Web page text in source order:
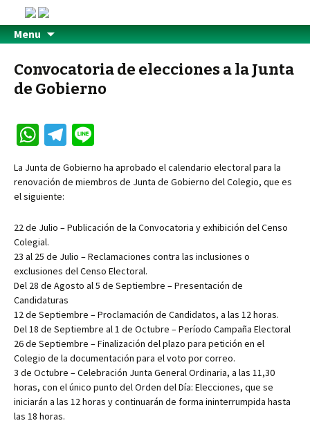
Menu
Convocatoria de elecciones a la Junta
de Gobierno
W
h
at
sA
p
p
Te
le
gr
m
n
e
La Junta de Gobierno ha aprobado el calendario electoral para la
renovación de miembros de Junta de Gobierno del Colegio, que es
el siguiente:
22 de Julio – Publicación de la Convocatoria y exhibición del Censo
Colegial.
23 al 25 de Julio – Reclamaciones contra las inclusiones o
exclusiones del Censo Electoral.
Del 28 de Agosto al 5 de Septiembre – Presentación de
Candidaturas
12 de Septiembre – Proclamación de Candidatos, a las 12 horas.
Del 18 de Septiembre al 1 de Octubre – Período Campaña Electoral
26 de Septiembre – Finalización del plazo para petición en el
Colegio de la documentación para el voto por correo.
3 de Octubre – Celebración Junta General Ordinaria, a las 11,30
horas, con el único punto del Orden del Día: Elecciones, que se
iniciarán a las 12 horas y continuarán de forma ininterrumpida hasta
las 18 horas.